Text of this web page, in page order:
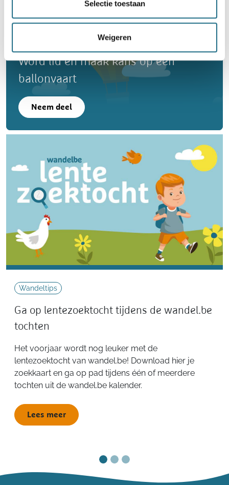
Selectie toestaan
Weigeren
Word lid en maak kans op een
ballonvaart
Neem deel
Wandeltips
Ga op lentezoektocht tijdens de wandel.be
tochten
Het voorjaar wordt nog leuker met de
lentezoektocht van wandel.be! Download hier je
zoekkaart en ga op pad tijdens één of meerdere
tochten uit de wandel.be kalender.
Lees meer